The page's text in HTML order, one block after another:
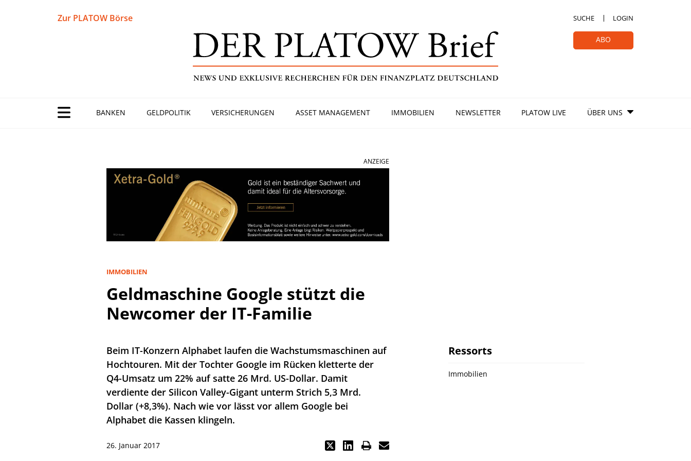
Zur PLATOW Börse SUCHE LOGIN
ABO
BANKEN GELDPOLITIK VERSICHERUNGEN ASSET MANAGEMENT IMMOBILIEN NEWSLETTER PLATOW LIVE ÜBER UNS
ANZEIGE
IMMOBILIEN
Geldmaschine Google stützt die
Newcomer der IT-Familie
Beim IT-Konzern Alphabet laufen die Wachstumsmaschinen auf
Hochtouren. Mit der Tochter Google im Rücken kletterte der
Q4-Umsatz um 22% auf satte 26 Mrd. US-Dollar. Damit
verdiente der Silicon Valley-Gigant unterm Strich 5,3 Mrd.
Dollar (+8,3%). Nach wie vor lässt vor allem Google bei
Alphabet die Kassen klingeln.
26. Januar 2017
Ressorts
Immobilien